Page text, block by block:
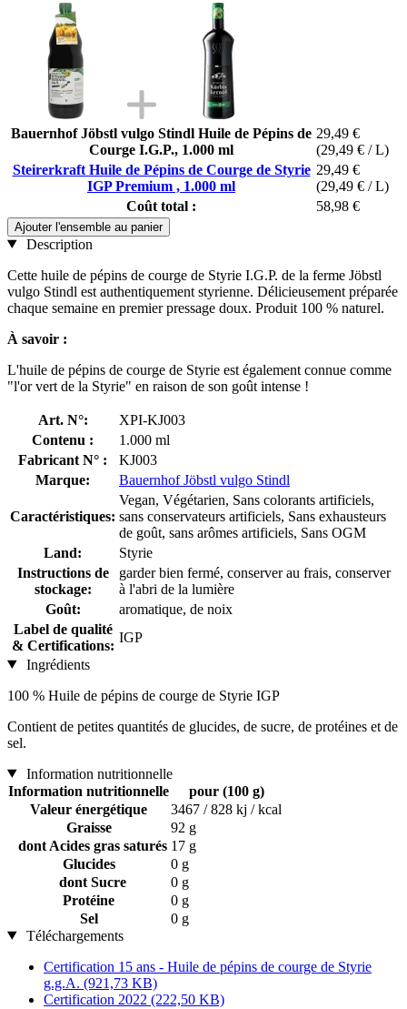
Bauernhof Jöbstl vulgo Stindl Huile de Pépins de
Courge I.G.P., 1.000 ml
29,49 €
(29,49 € / L)
Steirerkraft Huile de Pépins de Courge de Styrie
IGP Premium , 1.000 ml
29,49 €
(29,49 € / L)
Coût total :
58,98 €
Ajouter l'ensemble au panier
Description
Cette huile de pépins de courge de Styrie I.G.P. de la ferme Jöbstl
vulgo Stindl est authentiquement styrienne. Délicieusement préparée
chaque semaine en premier pressage doux. Produit 100 % naturel.
À savoir :
L'huile de pépins de courge de Styrie est également connue comme
"l'or vert de la Styrie" en raison de son goût intense !
Art. N°:
XPI-KJ003
Contenu :
1.000 ml
Fabricant N° :
KJ003
Marque:
Bauernhof Jöbstl vulgo Stindl
Caractéristiques:
Vegan, Végétarien, Sans colorants artificiels,
sans conservateurs artificiels, Sans exhausteurs
de goût, sans arômes artificiels, Sans OGM
Land:
Styrie
Instructions de
stockage:
garder bien fermé, conserver au frais, conserver
à l'abri de la lumière
Goût:
aromatique, de noix
Label de qualité
& Certifications:
IGP
Ingrédients
100 % Huile de pépins de courge de Styrie IGP
Contient de petites quantités de glucides, de sucre, de protéines et de
sel.
Information nutritionnelle
Information nutritionnelle
pour (100 g)
Valeur énergétique
3467 / 828 kj / kcal
Graisse
92 g
dont Acides gras saturés 17 g
Glucides
0 g
dont Sucre
0 g
Protéine
0 g
Sel
0 g
Téléchargements
Certification 15 ans - Huile de pépins de courge de Styrie
g.g.A. (921,73 KB)
Certification 2022 (222,50 KB)